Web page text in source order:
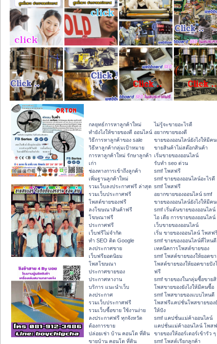
กลยุทธ์การหาลูกค้าใหม่
ทํายังไงให้ขายของดี ออนไลน์
วิธีการหาลูกค้าของ sale
วิธีหาลูกค้ากลุ่มเป้าหมาย
การหาลูกค้าใหม่ รักษาลูกค้า
เก่า
ช่องทางการเข้าถึงลูกค้า
เพิ่มฐานลูกค้าใหม่
รวมเว็บลงประกาศฟรี ล่าสุด
รวมเว็บประกาศฟรี
โพสต์ขายของฟรี
ลงโฆษณาสินค้าฟรี
โฆษณาฟรี
ประกาศฟรี
เว็บฟรีไม่จำกัด
ทำ SEO ติด Google
ลงประกาศขาย
เว็บฟรียอดนิยม
โพสโฆษณา
ประกาศขายของ
ประกาศหางาน
บริการ แนะนำเว็บ
ลงประกาศ
รวมเว็บประกาศฟรี
รวมเว็บซื้อขาย ใช้งานง่าย
ลงประกาศฟรี ทุกจังหวัด
ต้องการขาย
ปล่อยเช่า บ้าน คอนโด ที่ดิน
ขายบ้าน คอนโด ที่ดิน
ไม่รู้จะขายอะไรดี
อยากขายของดี
ขายของออนไลน์ยังไงให้มีค
ขายสินค้าไม่สต๊อกสินค้า
เริ่มขายของออนไลน์
รับทำ seo ด่วน
smf โพสฟรี
smf ขายของออนไลน์อะไรดี
smf โพสฟรี
อยากขายของออนไลน์ smf
ขายของออนไลน์ยังไงให้มีค
smf เริ่มต้นขายของออนไลน์
ไอ เดีย การขายของออนไลน์
เว็บขายของออนไลน์
เริ่ม ขายของออนไลน์ โพสฟ
smf ขายของออนไลน์ที่ไหนดี
เทคนิคการโพสต์ขายของ
smf โพสต์ขายของให้ยอดข
โพสต์ขายของให้ยอดขายปัง
ฟรี
smf ขายของในกลุ่มซื้อขาย
โพสขายของยังไงให้มีคนซื้อ
smf โพสขายของแบบไหนดี
โพสฟรีแคปชั่นโพสขายของยั
ให้ปัง
smf แคปชั่นแม่ค้าออนไลน์
แคปชั่นแม่ค้าออนไลน์ โพส
ขายของให้ออร์เดอร์เข้ารัว ๆ
smf โพสต์เรียกลูกค้า